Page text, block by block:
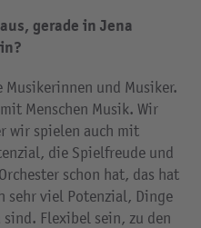
gerade in Jena
und Musiker.
Menschen Musik. Wir
wir spielen auch mit
die Spielfreude und
schon hat, das hat
sehr viel Potenzial, Dinge
Flexibel sein, zu den